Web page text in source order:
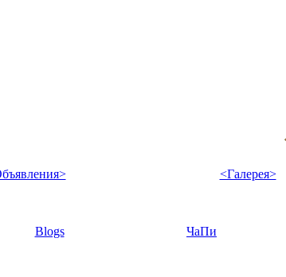
<Галерея>
Blogs ЧаПи